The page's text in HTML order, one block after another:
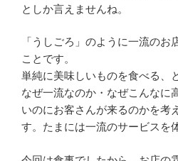
としか言えませんね。
「うしごろ」のように一流のお
ことです。
単純に美味しいものを食べる、
なぜ一流なのか・なぜこんなに
いのにお客さんが来るのかを考
す。たまには一流のサービスを